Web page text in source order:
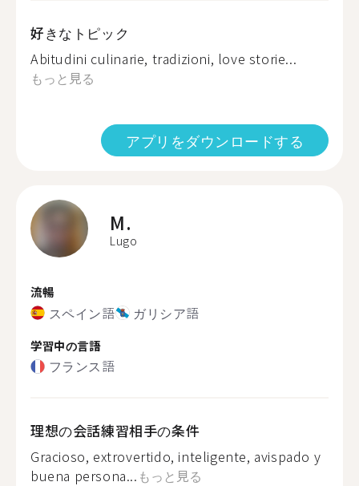
好きなトピック
Abitudini culinarie, tradizioni, love storie...
もっと見る
アプリをダウンロードする
M.
Lugo
流暢
スペイン語 ガリシア語
学習中の言語
フランス語
理想の会話練習相手の条件
Gracioso, extrovertido, inteligente, avispado y
buena persona... もっと見る